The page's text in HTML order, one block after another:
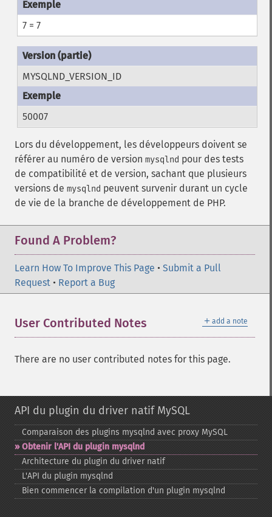
7 = 7
MYSQLND_VERSION_ID
50007
Lors du développement, les développeurs doivent se
référer au numéro de version mysqlnd pour des tests
de compatibilité et de version, sachant que plusieurs
versions de mysqlnd peuvent survenir durant un cycle
de vie de la branche de développement de PHP.
Found A Problem?
Learn How To Improve This Page • Submit a Pull
Request • Report a Bug
＋ add a note
User Contributed Notes
There are no user contributed notes for this page.
API du plugin du driver natif MySQL
Comparaison des plugins mysqlnd avec proxy MySQL
Obtenir l'API du plugin mysqlnd
Architecture du plugin du driver natif
L'API du plugin mysqlnd
Bien commencer la compilation d'un plugin mysqlnd